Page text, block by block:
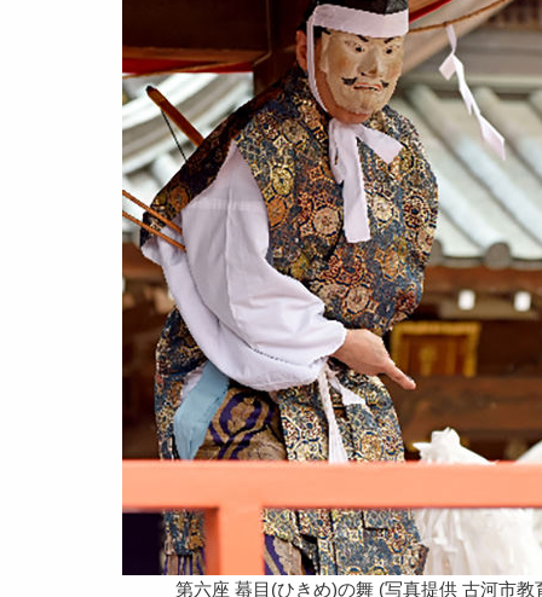
第六座 蟇目(ひきめ)の舞 (写真提供 古河市教